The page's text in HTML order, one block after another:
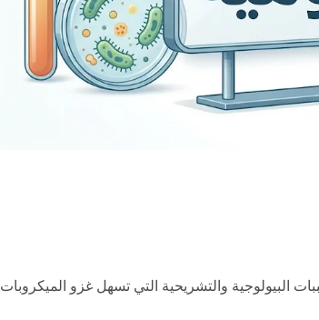
البيولوجية والتشريحية التي تسهل غزو الميكروبات